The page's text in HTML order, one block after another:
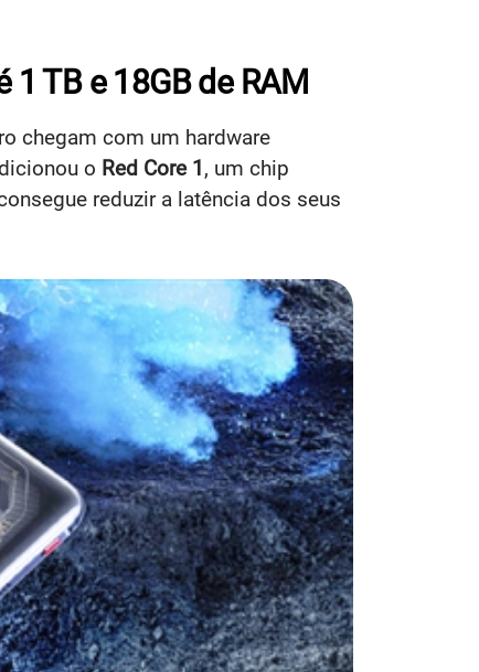
TB e 18GB de RAM
chegam com um hardware
o Red Core 1, um chip
reduzir a latência dos seus